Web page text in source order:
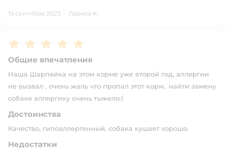
19 сентября 2023 · Лариса К.
Рейтинг:5
Общие впечатления
Наша Шарпейка на этом корме уже второй год, аллергии
не вызвал , очень жаль что пропал этот корм.. найти замену
собаке аллергику очень тыжело:(
Достоинства
Качество, гипоаллергенный, собака кушает хорошо.
Недостатки